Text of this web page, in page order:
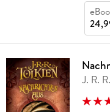
J. R.